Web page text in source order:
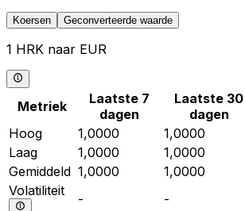
Koersen Geconverteerde waarde
1 HRK naar EUR
Metriek
Laatste 7
dagen
Laatste 30
dagen
Hoog
1,0000 1,0000
Laag
1,0000 1,0000
Gemiddeld 1,0000 1,0000
Volatiliteit
- -